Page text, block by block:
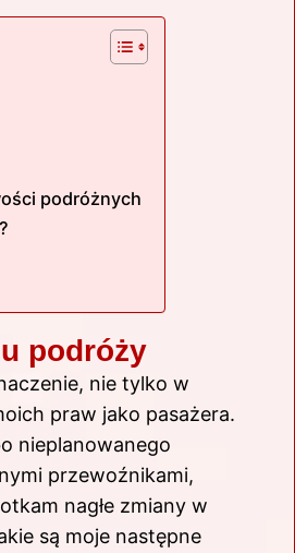
podróżnych
podróży
nie tylko w
praw jako pasażera.
nieplanowanego
przewoźnikami,
nagłe zmiany w
są moje następne